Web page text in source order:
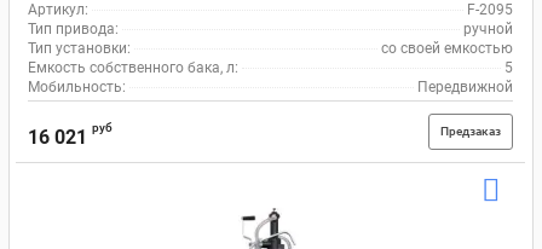
Артикул:
F-2095
Тип привода:
ручной
Тип установки:
со своей емкостью
Емкость собственного бака, л:
5
Мобильность:
Передвижной
16 021 руб Предзаказ